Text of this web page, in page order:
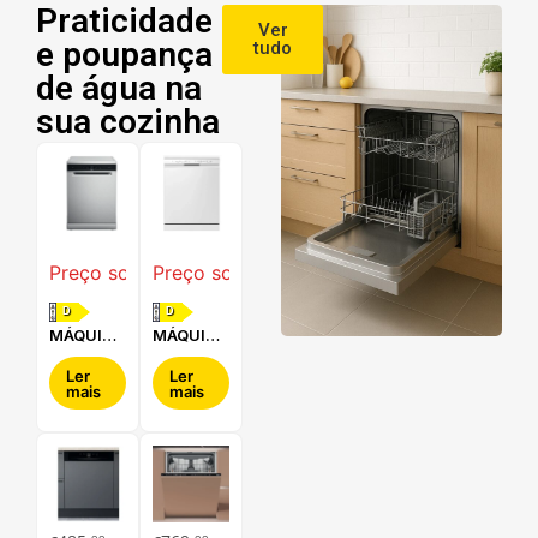
Praticidade
e poupança
de água na
sua cozinha
Ver
tudo
Preço sob consulta
D
MÁQUINA
DE LAVAR
LOUÇA
WHIRLPOOL
- WFC
Ler
mais
Preço sob consulta
D
MÁQUINA
DE LAVAR
LOUÇA
LG -
DF242FW
Ler
mais